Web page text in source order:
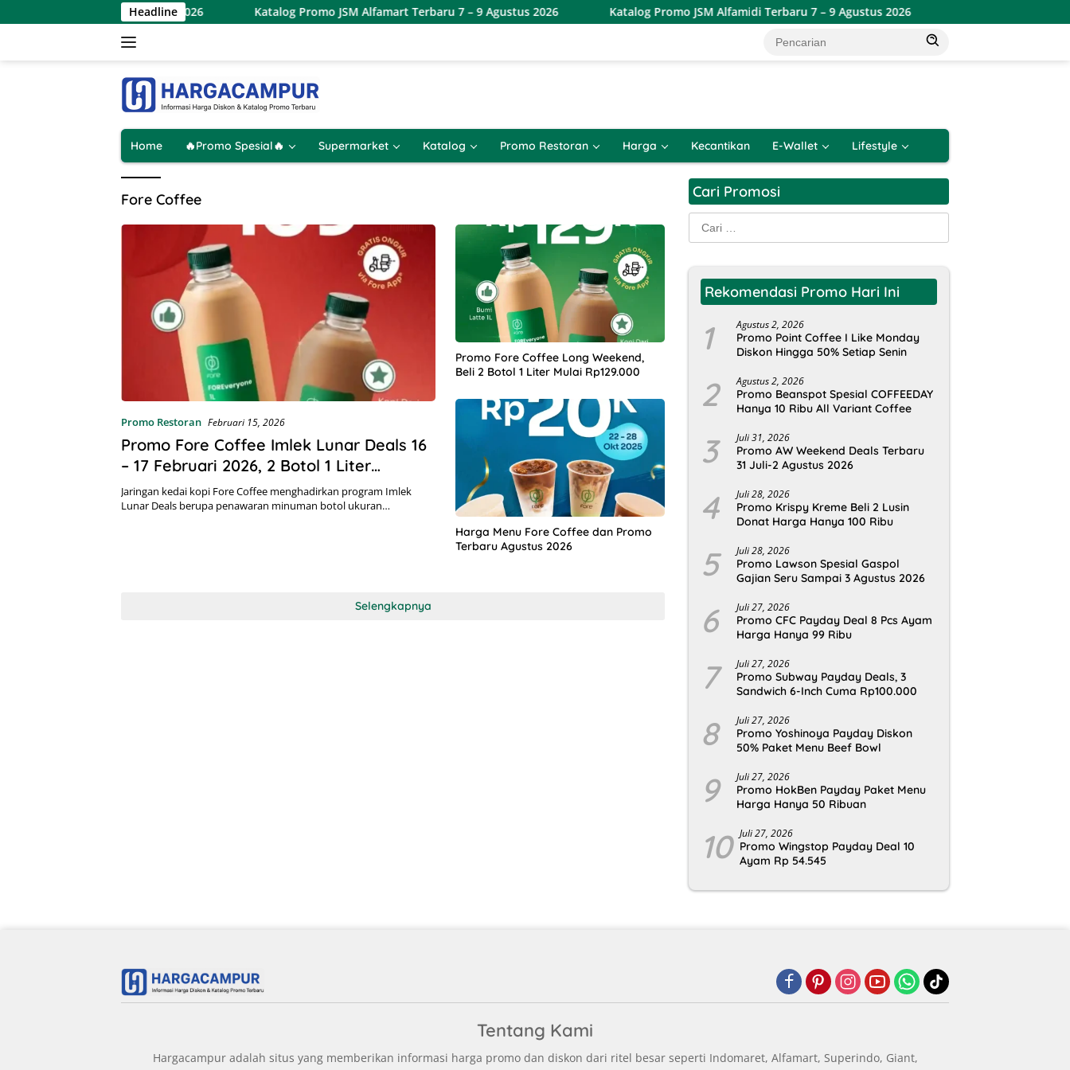
ke
Headline
Terbaru 7 – 9 Agustus 2026 Katalog Promo JSM Alfamart Terbaru 7 – 9 Agustus 2026 Katalog Promo JSM Alfamidi Terbaru 7 – 9 Agustus 2026
Home 🔥Promo Spesial🔥 Supermarket Katalog Promo Restoran Harga Kecantikan E-Wallet Lifestyle
Fore Coffee
Promo Restoran Februari 15, 2026
Promo Fore Coffee Imlek Lunar Deals 16
– 17 Februari 2026, 2 Botol 1 Liter
Rp109.000
Jaringan kedai kopi Fore Coffee menghadirkan program Imlek
Lunar Deals berupa penawaran minuman botol ukuran…
Promo Fore Coffee Long Weekend,
Beli 2 Botol 1 Liter Mulai Rp129.000
Harga Menu Fore Coffee dan Promo
Terbaru Agustus 2026
Selengkapnya
Cari Promosi
Cari
untuk:
Rekomendasi Promo Hari Ini
1 Agustus 2, 2026
Promo Point Coffee I Like Monday
Diskon Hingga 50% Setiap Senin
2 Agustus 2, 2026
Promo Beanspot Spesial COFFEEDAY
Hanya 10 Ribu All Variant Coffee
3 Juli 31, 2026
Promo AW Weekend Deals Terbaru
31 Juli-2 Agustus 2026
4 Juli 28, 2026
Promo Krispy Kreme Beli 2 Lusin
Donat Harga Hanya 100 Ribu
5 Juli 28, 2026
Promo Lawson Spesial Gaspol
Gajian Seru Sampai 3 Agustus 2026
6 Juli 27, 2026
Promo CFC Payday Deal 8 Pcs Ayam
Harga Hanya 99 Ribu
7 Juli 27, 2026
Promo Subway Payday Deals, 3
Sandwich 6-Inch Cuma Rp100.000
8 Juli 27, 2026
Promo Yoshinoya Payday Diskon
50% Paket Menu Beef Bowl
9 Juli 27, 2026
Promo HokBen Payday Paket Menu
Harga Hanya 50 Ribuan
10 Juli 27, 2026
Promo Wingstop Payday Deal 10
Ayam Rp 54.545
Tentang Kami
Hargacampur adalah situs yang memberikan informasi harga promo dan diskon dari ritel besar seperti Indomaret, Alfamart, Superindo, Giant,